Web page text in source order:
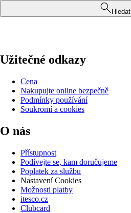
Hledat
Užitečné odkazy
Cena
Nakupujte online bezpečně
Podmínky používání
Soukromí a cookies
O nás
Přístupnost
Podívejte se, kam doručujeme
Poplatek za službu
Nastavení Cookies
Možnosti platby
itesco.cz
Clubcard